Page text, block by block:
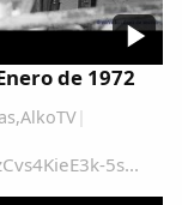
de 1972
,AlkoTV|
5s...